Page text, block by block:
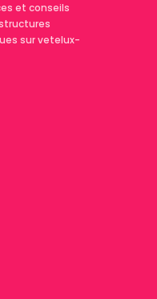
et conseils
sur vetelux-